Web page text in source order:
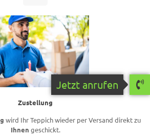
Zustellung
wird Ihr Teppich wieder per Versand direkt zu
Ihnen geschickt.
Jetzt anrufen